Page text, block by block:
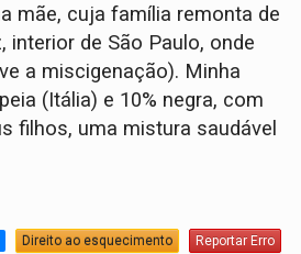
mãe, cuja família remonta de
interior de São Paulo, onde
a miscigenação). Minha
(Itália) e 10% negra, com
filhos, uma mistura saudável
Direito ao esquecimento Reportar Erro